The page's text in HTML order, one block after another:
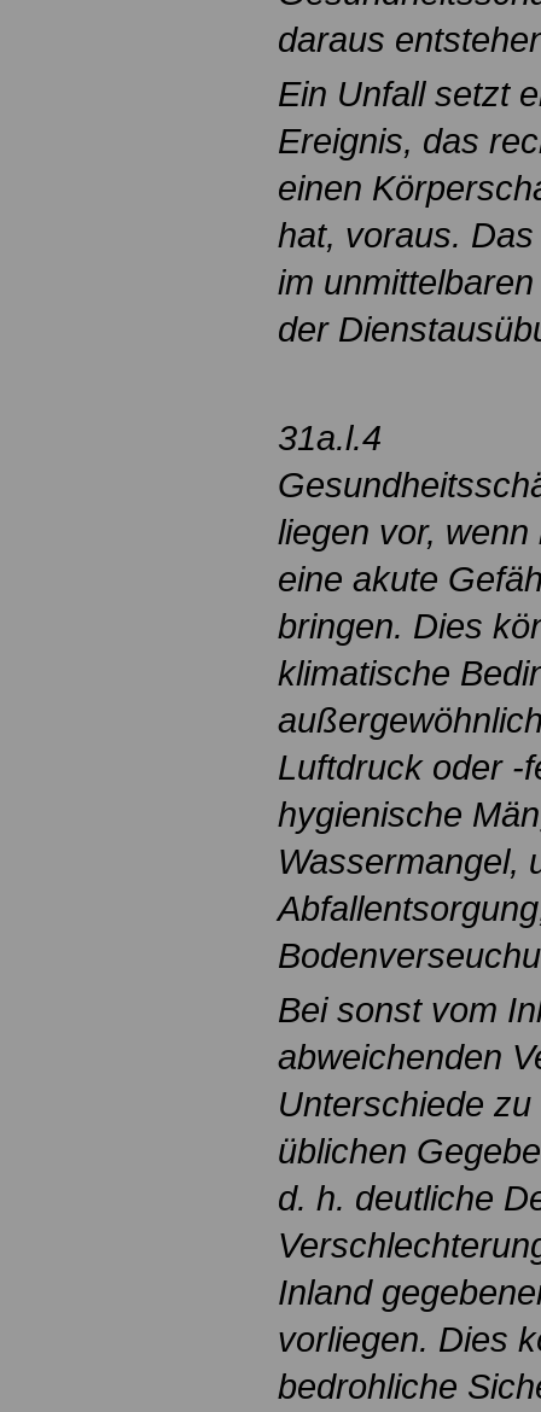
daraus
Ein Unfall setzt
Ereignis, das
einen
hat, voraus.
im
der
31a.l.4
liegen vor,
eine akute
bringen. Dies
klimatische
Luftdruck oder -
hygienische
Wassermangel,
Bei sonst vom
abweichenden
Unterschiede
üblichen
d. h. deutliche
Inland
vorliegen. Dies
bedrohliche